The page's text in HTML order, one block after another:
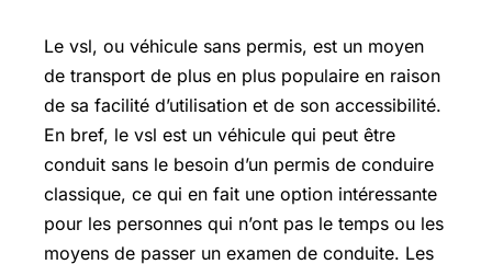
Le vsl, ou véhicule sans permis, est un moyen
de transport de plus en plus populaire en raison
de sa facilité d’utilisation et de son accessibilité.
En bref, le vsl est un véhicule qui peut être
conduit sans le besoin d’un permis de conduire
classique, ce qui en fait une option intéressante
pour les personnes qui n’ont pas le temps ou les
moyens de passer un examen de conduite. Les